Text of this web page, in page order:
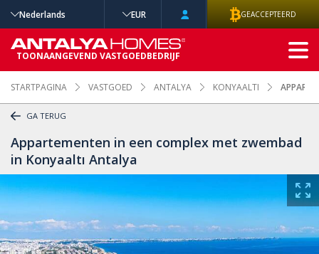
STARTPAGINA VASTGOED ANTALYA KONYAALTI
GA TERUG
Appartementen in een complex met zwembad
in Konyaaltı Antalya
Nederlands EUR GEACCEPTEERD
TOONAANGEVEND VASTGOEDBEDRIJF
GEAVANCEERD
ZOEKEN